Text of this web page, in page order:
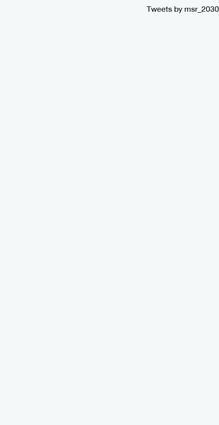
Tweets by msr_2030